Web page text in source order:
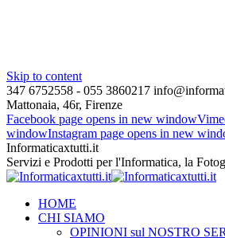
Skip to content
347 6752558 - 055 3860217
Mattonaia, 46r, Firenze
Facebook page opens in new window
windowInstagram page opens in new
Informaticaxtutti.it
Servizi e Prodotti per l'Informatica, la
HOME
CHI SIAMO
OPINIONI sul NOSTRO